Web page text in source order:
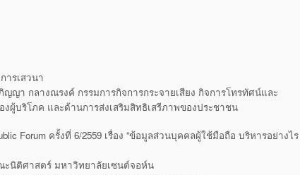
ารเสวนา
ญา กลางณรงค์ กรรมการกิจการกระจายเสียง กิจการโทรทัศน์และ
ผู้บริโภค และด้านการส่งเสริมสิทธิเสรีภาพของประชาชน
Forum ครั้งที่ 6/2559 เรื่อง “ข้อมูลส่วนบุคคลผู้ใช้มือถือ บริหารอย่างไร
นิติศาสตร์ มหาวิทยาลัยเซนต์จอห์น